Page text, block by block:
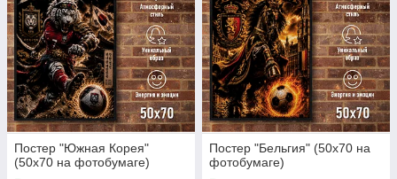
Постер "Южная Корея"
(50х70 на фотобумаге)
Постер "Бельгия" (50х70 на
фотобумаге)